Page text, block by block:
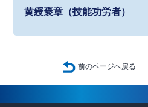
黄綬褒章（技能功労者）
前のページへ戻る